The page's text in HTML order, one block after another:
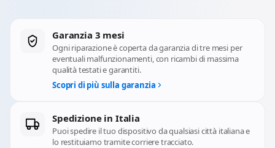
Garanzia 3 mesi
Ogni riparazione è coperta da garanzia di tre mesi per
eventuali malfunzionamenti, con ricambi di massima
qualità testati e garantiti.
Scopri di più sulla garanzia
Spedizione in Italia
Puoi spedire il tuo dispositivo da qualsiasi città italiana e
lo restituiamo tramite corriere tracciato.